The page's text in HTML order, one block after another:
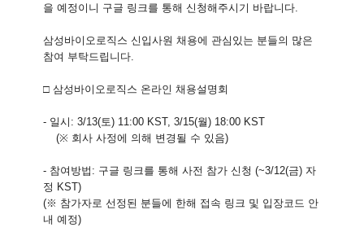
을 예정이니 구글 링크를 통해 신청해주시기 바랍니다.
삼성바이오로직스 신입사원 채용에 관심있는 분들의 많은
참여 부탁드립니다.
□ 삼성바이오로직스 온라인 채용설명회
- 일시: 3/13(토) 11:00 KST, 3/15(월) 18:00 KST
(※ 회사 사정에 의해 변경될 수 있음)
- 참여방법: 구글 링크를 통해 사전 참가 신청 (~3/12(금) 자
정 KST)
(※ 참가자로 선정된 분들에 한해 접속 링크 및 입장코드 안
내 예정)